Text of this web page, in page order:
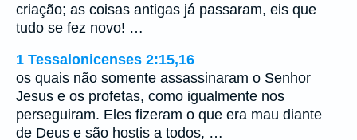
criação; as coisas antigas já passaram, eis que
tudo se fez novo! …
1 Tessalonicenses 2:15,16
os quais não somente assassinaram o Senhor
Jesus e os profetas, como igualmente nos
perseguiram. Eles fizeram o que era mau diante
de Deus e são hostis a todos, …